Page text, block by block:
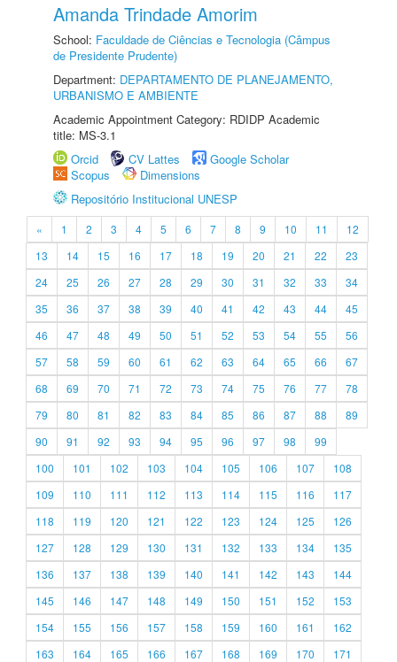
Amanda Trindade Amorim
School: Faculdade de Ciências e Tecnologia (Câmpus
de Presidente Prudente)
Department: DEPARTAMENTO DE PLANEJAMENTO,
URBANISMO E AMBIENTE
Academic Appointment Category: RDIDP Academic
title: MS-3.1
Orcid
CV Lattes
Google Scholar
Scopus
Dimensions
Repositório Institucional UNESP
« 1 2 3 4 5 6 7 8 9 10 11
12
13
14 15 16 17 18 19 20 21 22
23
24
25 26 27 28 29 30 31 32 33
34
35
36 37 38 39 40 41 42 43 44
45
46
47 48 49 50 51 52 53 54 55
56
57
58 59 60 61 62 63 64 65 66
67
68
69 70 71 72 73 74 75 76 77
78
79
80 81 82 83 84 85 86 87 88
89
90
91 92 93 94 95 96 97 98
99
100
101 102 103 104 105 106 107
108
109
110 111 112 113 114 115 116
117
118
119 120 121 122 123 124 125
126
127
128 129 130 131 132 133 134
135
136
137 138 139 140 141 142 143
144
145
146 147 148 149 150 151 152
153
154
155 156 157 158 159 160 161
162
163
164 165 166 167 168 169 170
171